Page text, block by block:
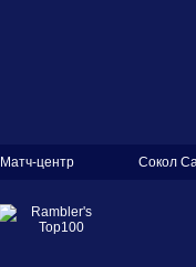
Матч-центр Сокол